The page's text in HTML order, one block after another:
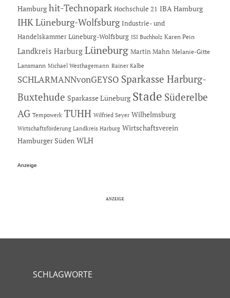
Hamburg hit-Technopark Hochschule 21 IBA Hamburg
IHK Lüneburg-Wolfsburg Industrie- und
Handelskammer Lüneburg-Wolfsburg ISI Buchholz Karen Pein
Landkreis Harburg Lüneburg Martin Mahn Melanie-Gitte
Lansmann Michael Westhagemann Rainer Kalbe
SCHLARMANNvonGEYSO Sparkasse Harburg-
Buxtehude Sparkasse Lüneburg Stade Süderelbe
AG Tempowerk TUHH Wilfried Seyer Wilhelmsburg
Wirtschaftsförderung Landkreis Harburg Wirtschaftsverein
Hamburger Süden WLH
Anzeige
SCHLAGWORTE